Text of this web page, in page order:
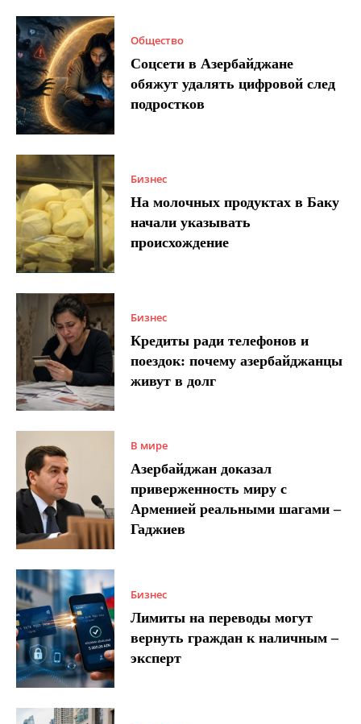
Общество
Соцсети в Азербайджане
обяжут удалять цифровой след
подростков
Бизнес
На молочных продуктах в Баку
начали указывать
происхождение
Бизнес
Кредиты ради телефонов и
поездок: почему азербайджанцы
живут в долг
В мире
Азербайджан доказал
приверженность миру с
Арменией реальными шагами –
Гаджиев
Бизнес
Лимиты на переводы могут
вернуть граждан к наличным –
эксперт